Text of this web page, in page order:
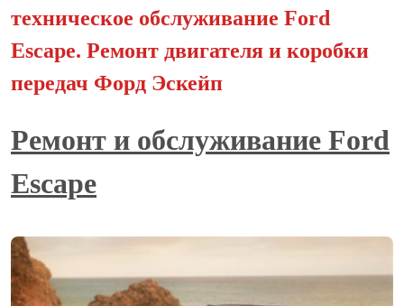
техническое обслуживание Ford
Escape. Ремонт двигателя и коробки
передач Форд Эскейп
Ремонт и обслуживание Ford
Escape